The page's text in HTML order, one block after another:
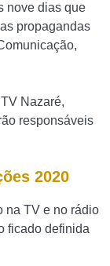
nove dias que
propagandas
Nazaré,
responsáveis
2020
na TV e no rádio
ficado definida